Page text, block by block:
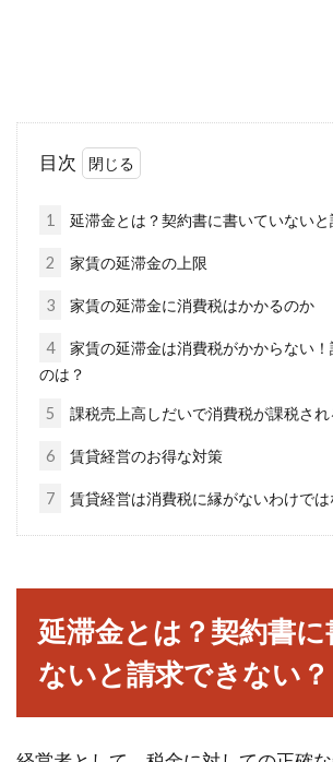
ト退去の際は契約
ビルの窓に付いて
ビルなどを見ていると、
「逆三角形の赤いマーク
に台所は含まれる
建築基準法で定められて
で、よく耳にする「居
す。居室とは...
目次
1 延滞金とは？契約書に書いていないと
2 家賃の延滞金の上限
3 家賃の延滞金に消費税はかかるのか
4
家賃の延滞金は消費税がかからない
のは？
5 課税売上高しだいで消費税が課税さ
6 賃貸経営のお得な対策
7 賃貸経営は消費税に縁がないわけで
延滞金とは？契約書
ないと請求できない？